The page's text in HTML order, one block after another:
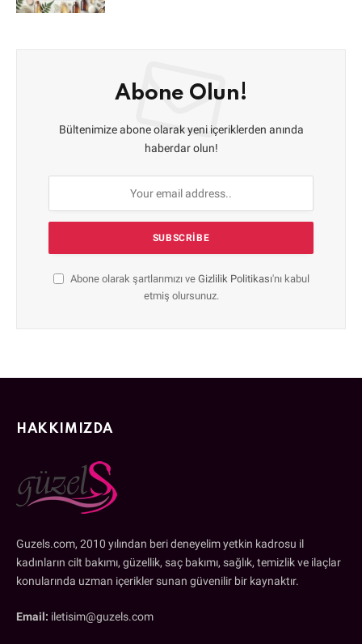
Abone Olun!
Bültenimize abone olarak yeni içeriklerden anında
haberdar olun!
Abone olarak şartlarımızı ve Gizlilik Politikası'nı kabul
etmiş olursunuz.
HAKKIMIZDA
Guzels.com, 2010 yılından beri deneyelim yetkin kadrosu il
kadınların cilt bakımı, güzellik, saç bakımı, sağlık, temizlik ve ilaçlar
konularında uzman içerikler sunan güvenilir bir kaynaktır.
Email: iletisim@guzels.com